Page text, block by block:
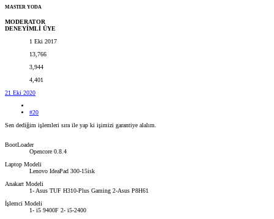
MASTER YODA
MODERATOR
DENEYİMLİ ÜYE
1 Eki 2017
13,766
3,944
4,401
21 Eki 2020
#20
Sen dediğim işlemleri sıra ile yap ki işimizi garantiye alalım.
BootLoader
Opencore 0.8.4
Laptop Modeli
Lenovo IdeaPad 300-15isk
Anakart Modeli
1- Asus TUF H310-Plus Gaming 2-Asus P8H61
İşlemci Modeli
1- i5 9400F 2- i5-2400